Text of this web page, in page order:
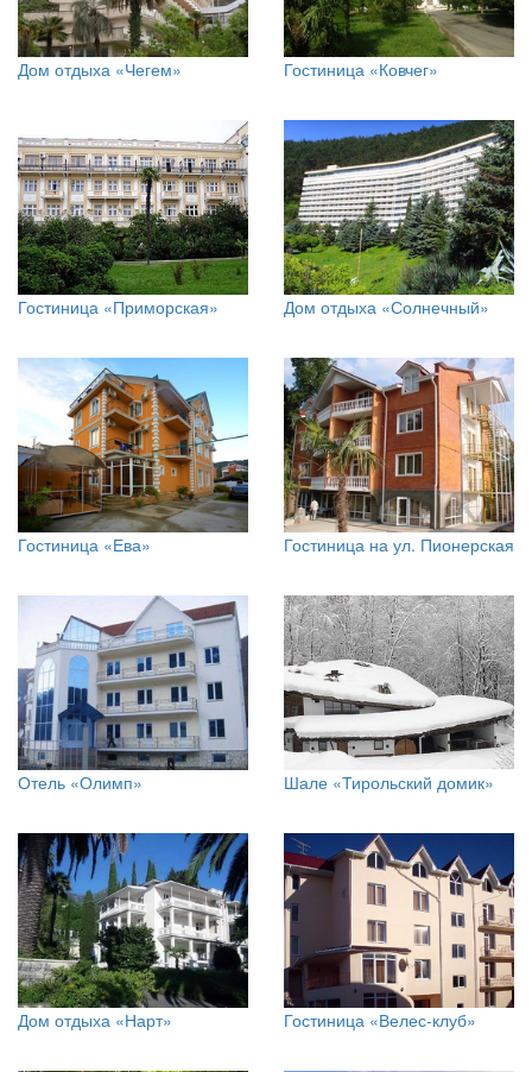
Дом отдыха «Чегем» Гостиница «Ковчег»
Гостиница «Приморская» Дом отдыха «Солнечный»
Гостиница «Ева» Гостиница на ул. Пионерская
Отель «Олимп» Шале «Тирольский домик»
Дом отдыха «Нарт» Гостиница «Велес-клуб»